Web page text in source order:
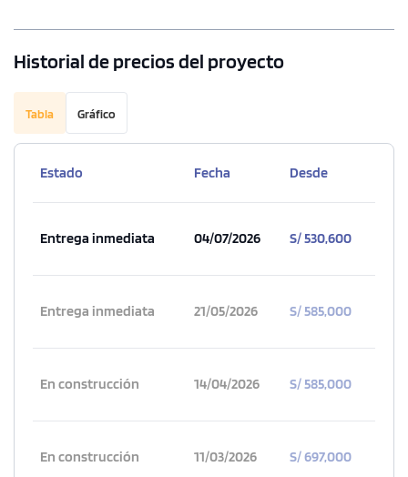
Historial de precios del proyecto
Tabla Gráfico
Estado Fecha Desde
Entrega inmediata 04/07/2026 S/ 530,600
Entrega inmediata 21/05/2026 S/ 585,000
En construcción 14/04/2026 S/ 585,000
En construcción 11/03/2026 S/ 697,000